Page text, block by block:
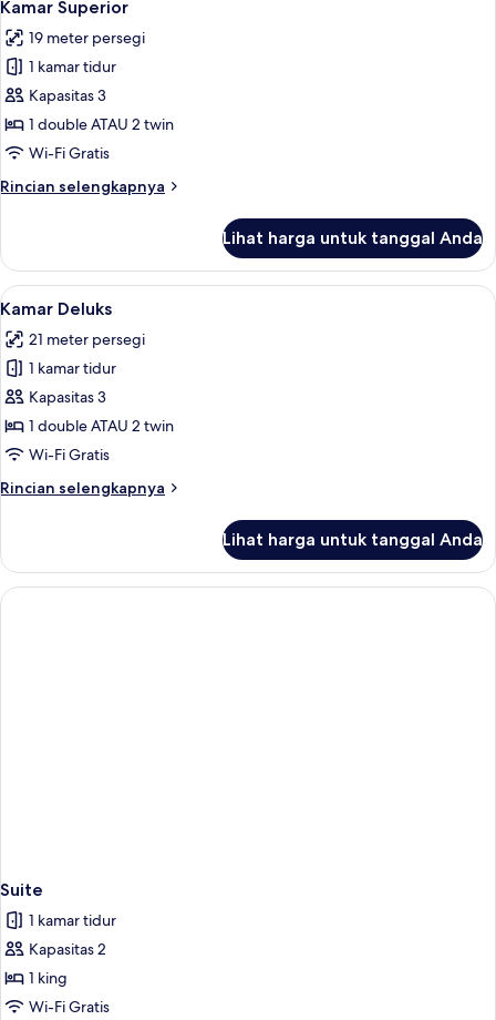
semua
foto
untuk
Kamar
Superior
Kamar Superior
19 meter persegi
1 kamar tidur
Kapasitas 3
1 double ATAU 2 twin
Wi-Fi Gratis
Rincian selengkapnya
Rincian
Kamar
Superior
Lihat harga untuk tanggal Anda
Lihat
semua
foto
untuk
Kamar
Deluks
Kamar Deluks | Minibar, brankas,
14
Kamar Deluks
21 meter persegi
1 kamar tidur
Kapasitas 3
1 double ATAU 2 twin
Wi-Fi Gratis
Rincian selengkapnya
Rincian
Kamar
Deluks
Lihat harga untuk tanggal Anda
Suite
1 kamar tidur
Kapasitas 2
1 king
Wi-Fi Gratis